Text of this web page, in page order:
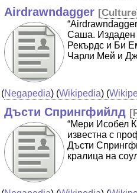
Airdrawndagger [Culture
Саша. Издаден
Рекърдс и Би
Чарли Мей и
(Negapedia) (Wikipedia) (
Дъсти Спрингфийлд [
“Мери Исобел
известна с
Дъсти
кралица на